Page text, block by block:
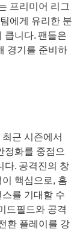
프리미어 리그
에게 유리한 분
큽니다. 팬들은
경기를 준비하
근 시즌에서
정화를 중점으
다. 공격진의 창
핵심으로, 홈
를 기대할 수
드필드와 공격
환 플레이를 강